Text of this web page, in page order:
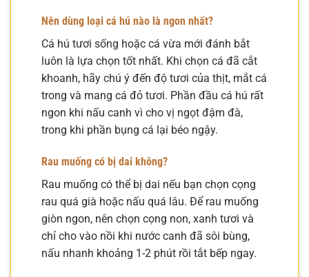
Nên dùng loại cá hú nào là ngon nhất?
Cá hú tươi sống hoặc cá vừa mới đánh bắt
luôn là lựa chọn tốt nhất. Khi chọn cá đã cắt
khoanh, hãy chú ý đến độ tươi của thịt, mắt cá
trong và mang cá đỏ tươi. Phần đầu cá hú rất
ngon khi nấu canh vì cho vị ngọt đậm đà,
trong khi phần bụng cá lại béo ngậy.
Rau muống có bị dai không?
Rau muống có thể bị dai nếu bạn chọn cọng
rau quá già hoặc nấu quá lâu. Để rau muống
giòn ngon, nên chọn cọng non, xanh tươi và
chỉ cho vào nồi khi nước canh đã sôi bùng,
nấu nhanh khoảng 1-2 phút rồi tắt bếp ngay.